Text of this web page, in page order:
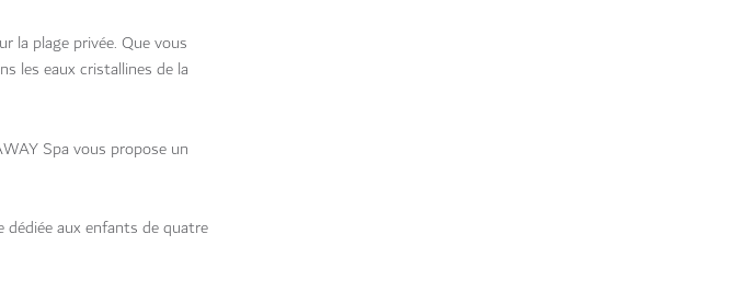
la plage privée. Que vous
les eaux cristallines de la
Spa vous propose un
aux enfants de quatre